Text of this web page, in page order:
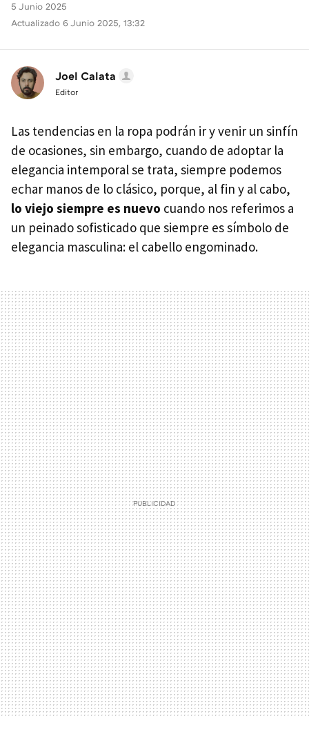
5 Junio 2025
Actualizado 6 Junio 2025, 13:32
Joel Calata
Editor
Las tendencias en la ropa podrán ir y venir un sinfín
de ocasiones, sin embargo, cuando de adoptar la
elegancia intemporal se trata, siempre podemos
echar manos de lo clásico, porque, al fin y al cabo,
lo viejo siempre es nuevo cuando nos referimos a
un peinado sofisticado que siempre es símbolo de
elegancia masculina: el cabello engominado.